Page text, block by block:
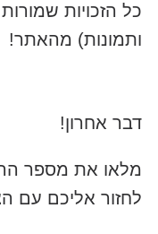
כל הזכויות
ותמונות) מהאתר!
דבר אחרון!
מלאו את מספר
לחזור אליכם עם